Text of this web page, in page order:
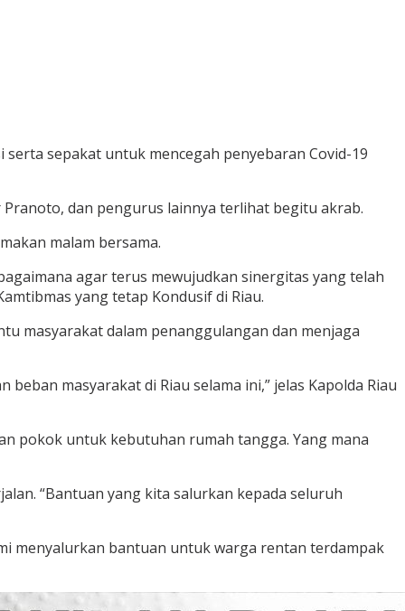
sepakat untuk mencegah penyebaran Covid-19
Pranoto, dan pengurus lainnya terlihat begitu akrab.
malam bersama.
agar terus mewujudkan sinergitas yang telah
yang tetap Kondusif di Riau.
masyarakat dalam penanggulangan dan menjaga
masyarakat di Riau selama ini,” jelas Kapolda Riau
pokok untuk kebutuhan rumah tangga. Yang mana
“Bantuan yang kita salurkan kepada seluruh
menyalurkan bantuan untuk warga rentan terdampak